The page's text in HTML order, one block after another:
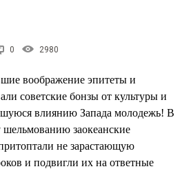
0 2980
воображение эпитеты и
советские бонзы от культуры и
влиянию Запада молодежь! В
шельмованию заокеанские
не зарастающую
и подвигли их на ответные